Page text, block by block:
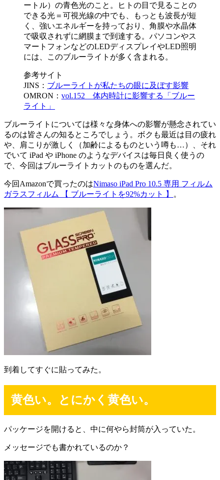
ートル）の青色光のこと。ヒトの目で見ることの
できる光＝可視光線の中でも、もっとも波長が短
く、強いエネルギーを持っており、角膜や水晶体
で吸収されずに網膜まで到達する。パソコンやス
マートフォンなどのLEDディスプレイやLED照明
には、このブルーライトが多く含まれる。
参考サイト
JINS： ブルーライトが私たちの眼に及ぼす影響
OMRON： vol.152 体内時計に影響する「ブルー
ライト」
ブルーライトについては様々な身体への影響が懸念されてい
るのは皆さんの知るところでしょう。ボクも最近は目の疲れ
や、肩こりが激しく（加齢によるものという噂も…）、それ
でいて iPad や iPhone のようなデバイスは毎日良く使うの
で、今回はブルーライトカットのものを選んだ。
今回Amazonで買ったのはNimaso iPad Pro 10.5 専用 フィルム
ガラスフィルム 【 ブルーライトを92%カット 】
。
到着してすぐに貼ってみた。
黄色い。とにかく黄色い。
パッケージを開けると、中に何やら封筒が入っていた。
メッセージでも書かれているのか？